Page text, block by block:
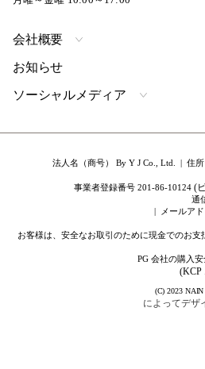
会社概要
お知らせ
ソーシャルメディア
法人名（商号） By Y J Co., Ltd. | 住
事業者登録番号 201-86-10124(
通
| メールアド
お客様は、安全なお取引のために現金でのお
PG 会社の購入
(KCP
(C) 2023 NAIN
によってデザ